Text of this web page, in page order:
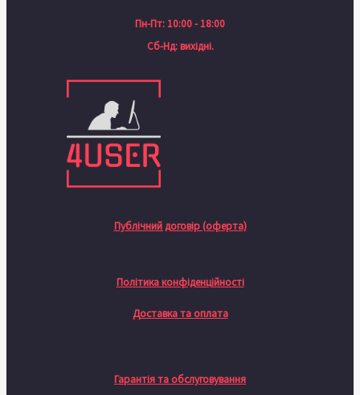
Пн-Пт: 10:00 - 18:00
Сб-Нд: вихідні.
Публічний договір (оферта)
Політика конфіденційності
Доставка та оплата
Гарантія та обслуговування